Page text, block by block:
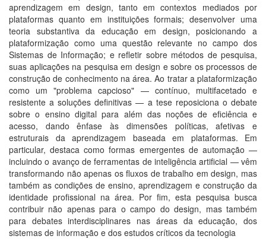
aprendizagem em design, tanto em contextos mediados por
plataformas quanto em instituições formais; desenvolver uma
teoria substantiva da educação em design, posicionando a
plataformização como uma questão relevante no campo dos
Sistemas de Informação; e refletir sobre métodos de pesquisa,
suas aplicações na pesquisa em design e sobre os processos de
construção de conhecimento na área. Ao tratar a plataformização
como um "problema capcioso" — contínuo, multifacetado e
resistente a soluções definitivas — a tese reposiciona o debate
sobre o ensino digital para além das noções de eficiência e
acesso, dando ênfase às dimensões políticas, afetivas e
estruturais da aprendizagem baseada em plataformas. Em
particular, destaca como formas emergentes de automação —
incluindo o avanço de ferramentas de inteligência artificial — vêm
transformando não apenas os fluxos de trabalho em design, mas
também as condições de ensino, aprendizagem e construção da
identidade profissional na área. Por fim, esta pesquisa busca
contribuir não apenas para o campo do design, mas também
para debates interdisciplinares nas áreas da educação, dos
sistemas de informação e dos estudos críticos da tecnologia